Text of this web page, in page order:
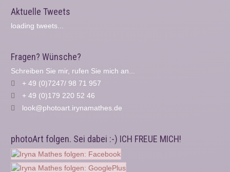
Aktuelle Tweets
loading tweets...
Fragen? Wünsche?
Schreiben Sie mir, rufen Sie mich an...
+ 49 (0)7247/ 98 71 957
+ 49 (0)179 220 52 46
look@photoart.irynamathes.de
photoArt folgen. Sei dabei :-) ICH FREUE MICH!